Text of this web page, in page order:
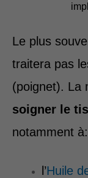
Le plus
traitera pas
(poignet). La
soigner le
notamment à:
l’Huile